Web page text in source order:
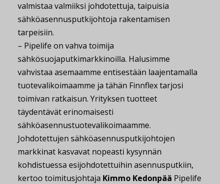
valmistaa valmiiksi johdotettuja, taipuisia
sähköasennusputkijohtoja rakentamisen
tarpeisiin.
– Pipelife on vahva toimija
sähkösuojaputkimarkkinoilla. Halusimme
vahvistaa asemaamme entisestään laajentamalla
tuotevalikoimaamme ja tähän Finnflex tarjosi
toimivan ratkaisun. Yrityksen tuotteet
täydentävät erinomaisesti
sähköasennustuotevalikoimaamme.
Johdotettujen sähköasennusputkijohtojen
markkinat kasvavat nopeasti kysynnän
kohdistuessa esijohdotettuihin asennusputkiin,
kertoo toimitusjohtaja Kimmo Kedonpää Pipelife